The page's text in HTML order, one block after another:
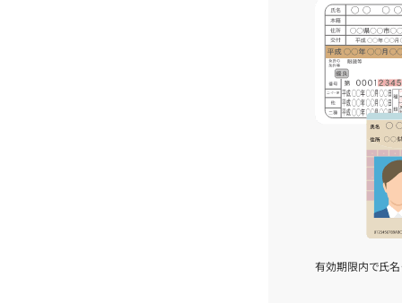
有効期限内で氏名